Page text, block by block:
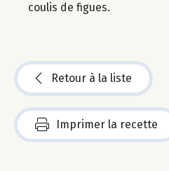
coulis de figues.
Retour à la liste
Imprimer la recette